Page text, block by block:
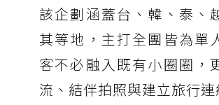
該企劃涵蓋台、韓、泰、
其等地，主打全團皆為單
客不必融入既有小圈圈，
流、結伴拍照與建立旅行連